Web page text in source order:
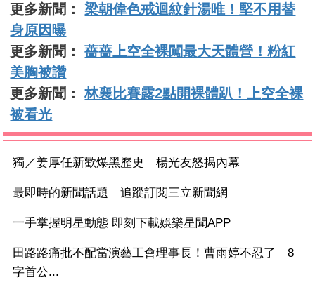
更多新聞：梁朝偉色戒迴紋針湯唯！堅不用替
身原因曝
更多新聞：薔薔上空全裸闖最大天體營！粉紅
美胸被讚
更多新聞：林襄比賽露2點開裸體趴！上空全裸
被看光
獨／姜厚任新歡爆黑歷史 楊光友怒揭內幕
最即時的新聞話題 追蹤訂閱三立新聞網
一手掌握明星動態 即刻下載娛樂星聞APP
田路路痛批不配當演藝工會理事長！曹雨婷不忍了 8
字首公...